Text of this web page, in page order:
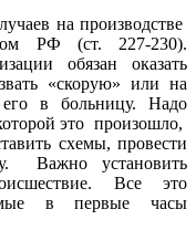
на производстве
РФ (ст. 227-230).
обязан оказать
«скорую» или на
его в больницу. Надо
это произошло,
схемы, провести
Важно установить
Все это
в первые часы